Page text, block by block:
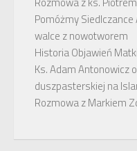
Pomóżmy
walce z nowotworem
Historia Objawień
Ks. Adam Antonowicz
duszpasterskiej na
Rozmowa z Markiem